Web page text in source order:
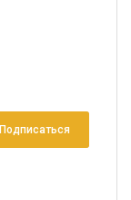
Подписаться